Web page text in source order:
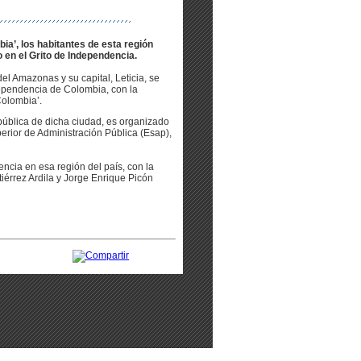
los habitantes de esta región
el Grito de Independencia.
Amazonas y su capital, Leticia, se
de Colombia, con la
de dicha ciudad, es organizado
de Administración Pública (Esap),
en esa región del país, con la
Ardila y Jorge Enrique Picón